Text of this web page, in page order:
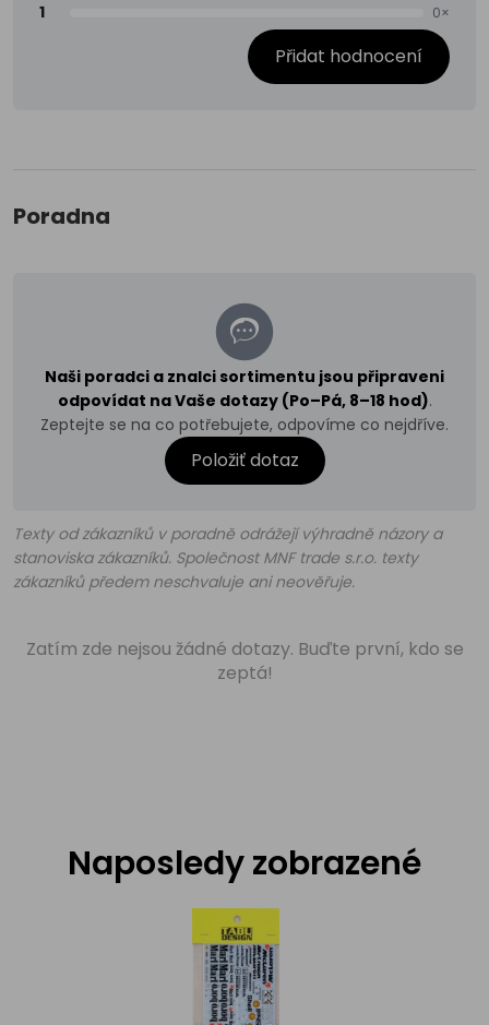
1 0×
Přidat hodnocení
Poradna
Naši poradci a znalci sortimentu jsou připraveni
odpovídat na Vaše dotazy (Po–Pá, 8–18 hod).
Zeptejte se na co potřebujete, odpovíme co nejdříve.
Položiť dotaz
Texty od zákazníků v poradně odrážejí výhradně názory a
stanoviska zákazníků. Společnost MNF trade s.r.o. texty
zákazníků předem neschvaluje ani neověřuje.
Zatím zde nejsou žádné dotazy. Buďte první, kdo se
zeptá!
Naposledy zobrazené